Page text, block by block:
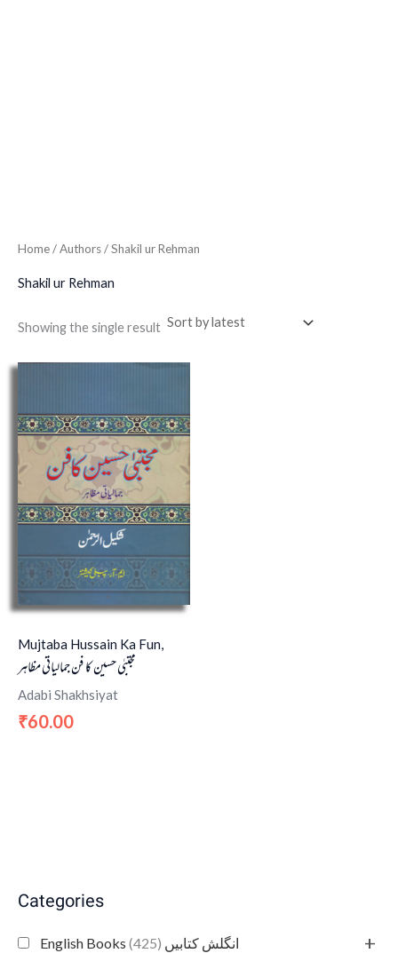
Categories
English Books انگلش کتابیں (425) +
Home/ Authors / Shakil ur Rehman
Shakil ur Rehman
Showing the single result
Mujtaba Hussain Ka Fun,
مجتبٰی حسین کا فن جمالیاتی مظاہر
Adabi Shakhsiyat
₹60.00